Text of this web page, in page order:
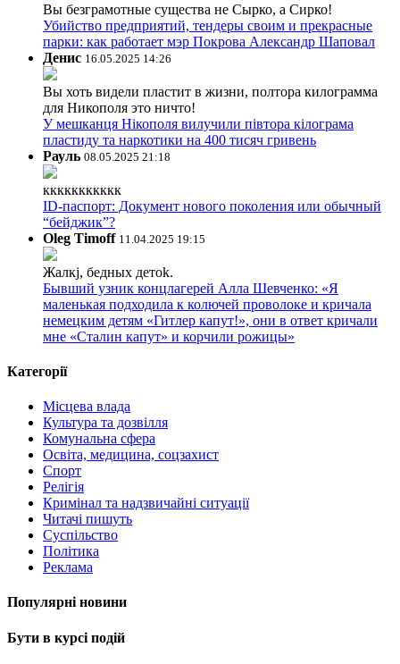
Вы безграмотные существа не Сырко, а Сирко!
Убийство предприятий, тендеры своим и прекрасные
парки: как работает мэр Покрова Александр Шаповал
Денис 16.05.2025 14:26
Вы хоть видели пластит в жизни, полтора килограмма
для Никополя это ничто!
У мешканця Нікополя вилучили півтора кілограма
пластиду та наркотики на 400 тисяч гривень
Рауль 08.05.2025 21:18
ккккккккккк
ID-паспорт: Документ нового поколения или обычный
“бейджик”?
Oleg Timoff 11.04.2025 19:15
Жалкj, бедных детok.
Бывший узник концлагерей Алла Шевченко: «Я
маленькая подходила к колючей проволоке и кричала
немецким детям «Гитлер капут!», они в ответ кричали
мне «Сталин капут» и корчили рожицы»
Категорії
Місцева влада
Культура та дозвілля
Комунальна сфера
Освіта, медицина, соцзахист
Спорт
Релігія
Кримінал та надзвичайні ситуації
Читачі пишуть
Суспільство
Політика
Реклама
Популярні новини
Бути в курсі подій